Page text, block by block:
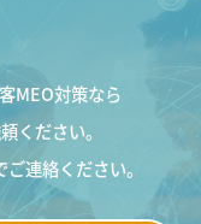
MEO対策なら
ください。
連絡ください。